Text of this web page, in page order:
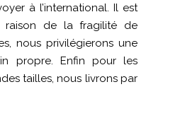
à l’international. Il est
raison de la fragilité de
nous privilégierons une
propre. Enfin pour les
tailles, nous livrons par